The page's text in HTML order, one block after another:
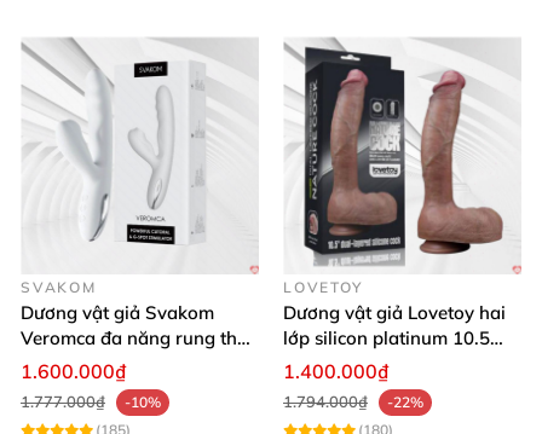
khác
để tránh lây nhiễm
các bệnh qua đường tình
dục.
SVAKOM
Dương vật giả Svakom
Veromca đa năng rung thụt
nhánh phụ hút cực mạnh
1.600.000₫
1.777.000₫
-10%
(185)
LOVETOY
Dương vật giả Lovetoy hai
lớp silicon platinum 10.5
inch lớn
1.400.000₫
1.794.000₫
-22%
(180)